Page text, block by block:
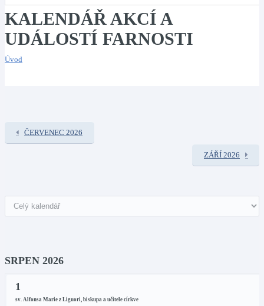
KALENDÁŘ AKCÍ A
UDÁLOSTÍ FARNOSTI
Úvod
ČERVENEC 2026
ZÁŘÍ 2026
SRPEN 2026
1
sv. Alfonsa Marie z Liguori, biskupa a učitele církve